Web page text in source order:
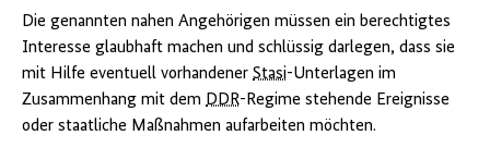
Die genannten nahen Angehörigen müssen ein berechtigtes
Interesse glaubhaft machen und schlüssig darlegen, dass sie
mit Hilfe eventuell vorhandener Stasi-Unterlagen im
Zusammenhang mit dem DDR-Regime stehende Ereignisse
oder staatliche Maßnahmen aufarbeiten möchten.